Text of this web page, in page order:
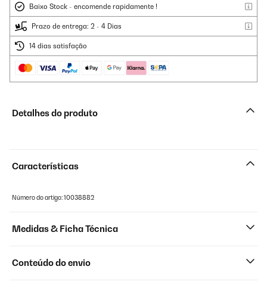
Baixo Stock - encomende rapidamente !
Prazo de entrega: 2 - 4 Dias
14 dias satisfação
Detalhes do produto
Características
Número do artigo: 10038882
Medidas & Ficha Técnica
Conteúdo do envio